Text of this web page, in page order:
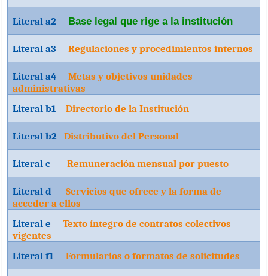
Literal a2 Base legal que rige a la institución
Literal a3 Regulaciones y procedimientos internos
Literal a4Metas y objetivos unidades
administrativas
Literal b1 Directorio de la Institución
Literal b2 Distributivo del Personal
Literal cRemuneración mensual por puesto
Literal d Servicios que ofrece y la forma de
acceder a ellos
Literal e Texto íntegro de contratos colectivos
vigentes
Literal f1 Formularios o formatos de solicitudes